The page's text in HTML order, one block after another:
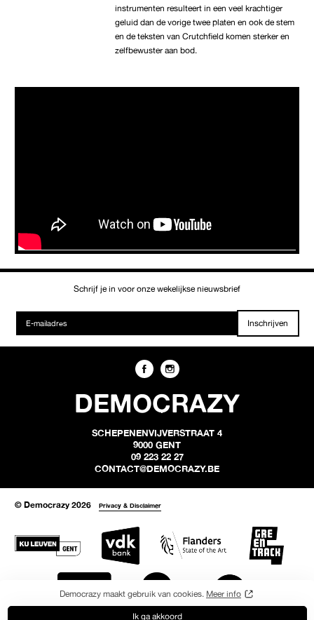
Democrazy maakt gebruik van cookies. Meer info
Ik ga akkoord
instrumenten resulteert in een veel krachtiger
geluid dan de vorige twee platen en ook de stem
en de teksten van Crutchfield komen sterker en
zelfbewuster aan bod.
Schrijf je in voor onze wekelijkse nieuwsbrief
Inschrijven
DEMOCRAZY
SCHEPENENVIJVERSTRAAT 4
9000 GENT
09 223 22 27
CONTACT@DEMOCRAZY.BE
© Democrazy 2026 Privacy & Disclaimer